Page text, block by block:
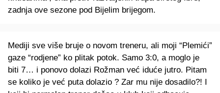
zadnja ove sezone pod Bijelim brijegom.
Mediji sve više bruje o novom treneru, ali moji “Plemići”
gaze “rodjene” ko plitak potok. Samo 3:0, a moglo je
biti 7… i ponovo dolazi Rožman već iduće jutro. Pitam
se koliko je već puta dolazio ? Zar mu nije dosadilo?! I